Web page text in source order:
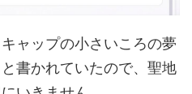
ャップの小さいころの夢
書かれていたので、聖地